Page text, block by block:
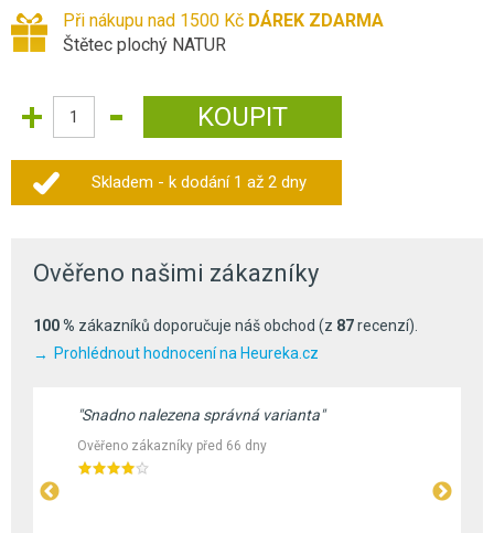
Při nákupu nad 1500 Kč DÁREK ZDARMA
Štětec plochý NATUR
Skladem - k dodání 1 až 2 dny
Ověřeno našimi zákazníky
100 % zákazníků doporučuje náš obchod (z 87recenzí).
Prohlédnout hodnocení na Heureka.cz
"Snadno nalezena správná varianta"
Ověřeno zákazníky před 66 dny